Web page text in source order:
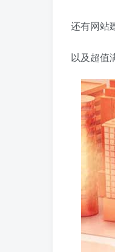
还有网站
以及超值